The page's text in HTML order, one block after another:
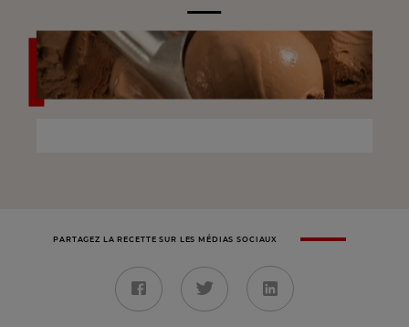
PARTAGEZ LA RECETTE SUR LES MÉDIAS SOCIAUX